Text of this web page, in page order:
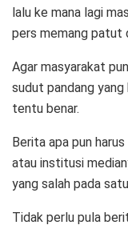
lalu ke mana lagi
pers memang patut
Agar masyarakat
sudut pandang yang
tentu benar.
Berita apa pun
atau institusi
yang salah pada
Tidak perlu pula